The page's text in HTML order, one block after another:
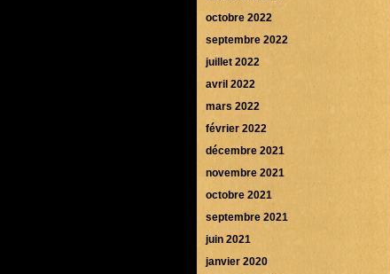
octobre 2022
septembre 2022
juillet 2022
avril 2022
mars 2022
février 2022
décembre 2021
novembre 2021
octobre 2021
septembre 2021
juin 2021
janvier 2020